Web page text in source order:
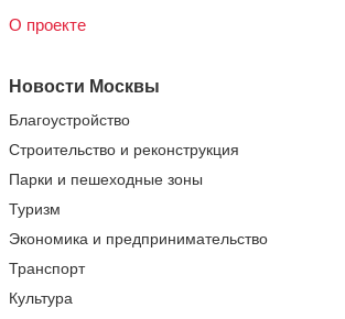
О проекте
Новости Москвы
Благоустройство
Строительство и реконструкция
Парки и пешеходные зоны
Туризм
Экономика и предпринимательство
Транспорт
Культура